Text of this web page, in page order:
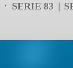
SERIE 83